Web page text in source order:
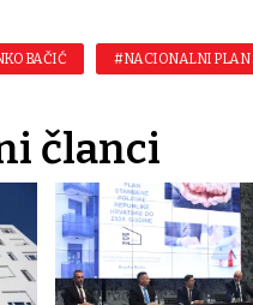
BAČIĆ #NACIONALNI PLAN
članci